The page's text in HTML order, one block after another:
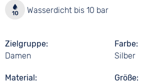
Wasserdicht bis 10 bar
Zielgruppe
Damen
Farbe
Silber
Material
Größe